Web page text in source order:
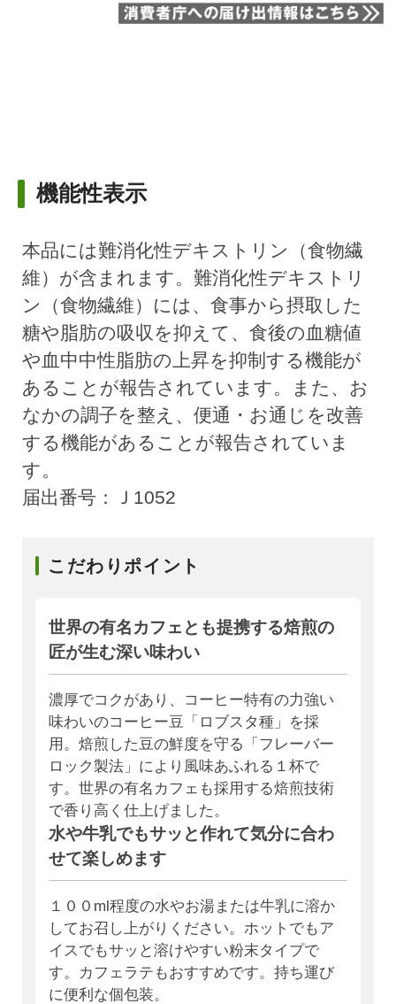
機能性表示
本品には難消化性デキストリン（食物繊
維）が含まれます。難消化性デキストリ
ン（食物繊維）には、食事から摂取した
糖や脂肪の吸収を抑えて、食後の血糖値
や血中中性脂肪の上昇を抑制する機能が
あることが報告されています。また、お
なかの調子を整え、便通・お通じを改善
する機能があることが報告されていま
す。
届出番号：Ｊ1052
こだわりポイント
世界の有名カフェとも提携する焙煎の
匠が生む深い味わい
濃厚でコクがあり、コーヒー特有の力強い
味わいのコーヒー豆「ロブスタ種」を採
用。焙煎した豆の鮮度を守る「フレーバー
ロック製法」により風味あふれる１杯で
す。世界の有名カフェも採用する焙煎技術
で香り高く仕上げました。
水や牛乳でもサッと作れて気分に合わ
せて楽しめます
１００ml程度の水やお湯または牛乳に溶か
してお召し上がりください。ホットでもア
イスでもサッと溶けやすい粉末タイプで
す。カフェラテもおすすめです。持ち運び
に便利な個包装。